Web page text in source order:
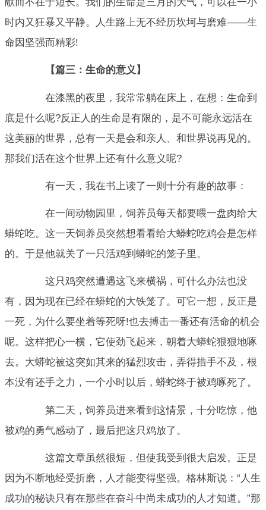
时内又狂暴又平静。人生路上无不经历坎坷与磨难——生
命因坚强而精彩!
【篇三：生命的意义】
在漆黑的夜里，我常常躺在床上，在想：生命到
底是什么呢?反正人的生命是有限的，是不可能永远活在
这美丽的世界，总有一天是会和亲人、和世界说再见的。
那我们活在这个世界上还有什么意义呢?
有一天，我在书上读了一则十分有趣的故事：
在一间动物园里，饲养员每天都要喂一盘肉给大
蟒蛇吃。这一天饲养员突然想看看给大蟒蛇吃鸡会是怎样
的。于是他就关了一只活鸡到蟒蛇的笼子里。
这只鸡突然遭遇这飞来横祸，可什么办法也没
有，因为现在已经在蟒蛇的大铁笼了。可它一想，反正是
一死，为什么要坐着等死呀!也去搏击一番还有活命的机会
呢。这样把心一横，它使劲飞起来，朝着大蟒蛇狠狠地啄
去。大蟒蛇被这突如其来的猛烈攻击，弄得措手不及，根
本没有还手之力，一个小时以后，蟒蛇终于被鸡啄死了。
第二天，饲养员进来看到这情景，十分吃惊，他
被鸡的勇气感动了，最后把这只鸡放了。
这篇文章虽然很短，但使我受到很大启发。正是
因为不断地经受折磨，人才能变得坚强。格林斯说：“人生
成功的秘诀只有在那些在奋斗中尚未成功的人才知道。”那